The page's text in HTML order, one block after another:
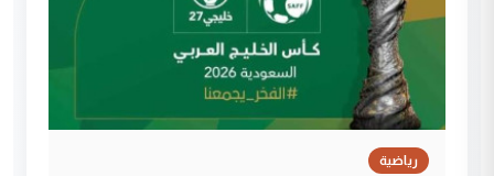
رياضية